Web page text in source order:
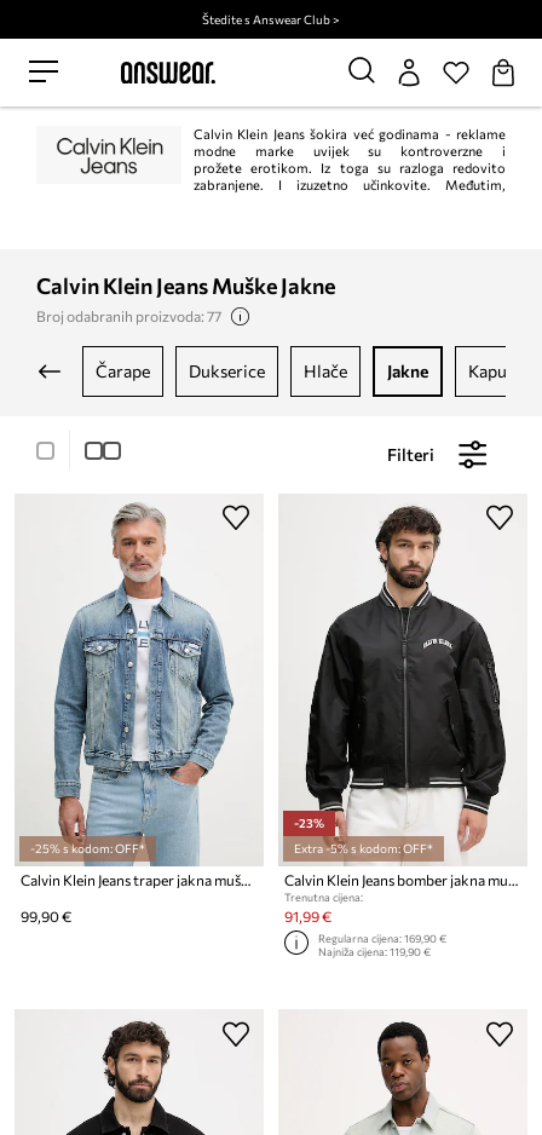
Štedite s Answear Club >
Calvin Klein Jeans šokira već godinama - reklame
modne marke uvijek su kontroverzne i
prožete erotikom. Iz toga su razloga redovito
zabranjene. I izuzetno učinkovite. Međutim,
Calvin Klein Jeans Muške Jakne
Broj odabranih proizvoda: 77
čarape dukserice hlače jakne kaputi
Filteri
-25% s kodom: OFF*
Calvin Klein Jeans traper jakna muška
99,90 €
-23%
Extra -5% s kodom: OFF*
Calvin Klein Jeans bomber jakna muška
Trenutna cijena:
91,99 €
Regularna cijena:169,90 €
Najniža cijena:119,90 €